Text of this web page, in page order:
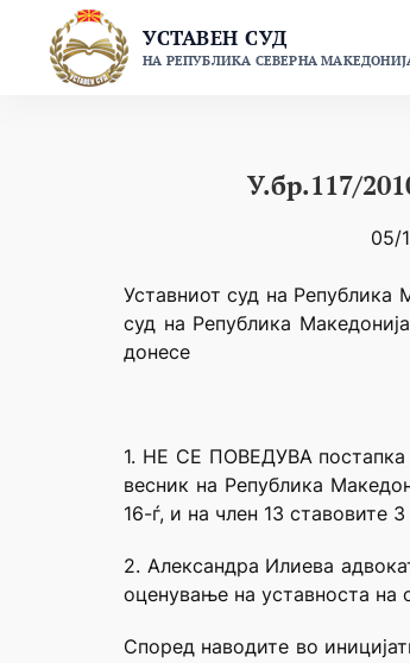
content
УСТАВЕН СУД
НА РЕПУБЛИКА СЕВЕРНА
У.бр.117/
05/
Уставниот суд на Република
суд на Република
донесе
1. НЕ СЕ ПОВЕДУВА постапка
весник на Република
16-ѓ, и на член 13 ставовите
2. Александра Илиева
оценување на уставноста на
Според наводите во